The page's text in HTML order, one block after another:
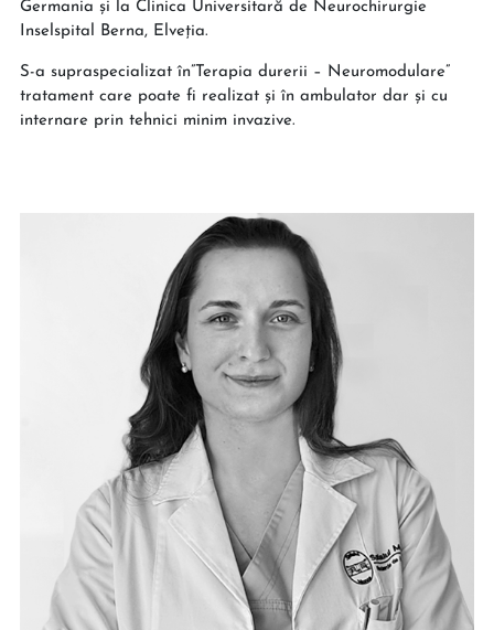
Germania și la Clinica Universitară de Neurochirurgie
Inselspital Berna, Elveția.
S-a supraspecializat în”Terapia durerii – Neuromodulare”
tratament care poate fi realizat și în ambulator dar și cu
internare prin tehnici minim invazive.